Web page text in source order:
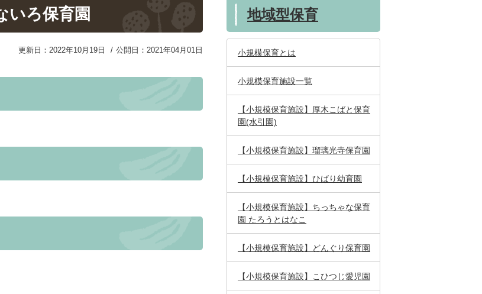
いろ保育園
更新日：2022年10月19日 公開日：2021年04月01日
地域型保育
小規模保育とは
小規模保育施設一覧
【小規模保育施設】厚木こばと保育
園(水引園)
【小規模保育施設】瑠璃光寺保育園
【小規模保育施設】ひばり幼育園
【小規模保育施設】ちっちゃな保育
園 たろうとはなこ
【小規模保育施設】どんぐり保育園
【小規模保育施設】こひつじ愛児園